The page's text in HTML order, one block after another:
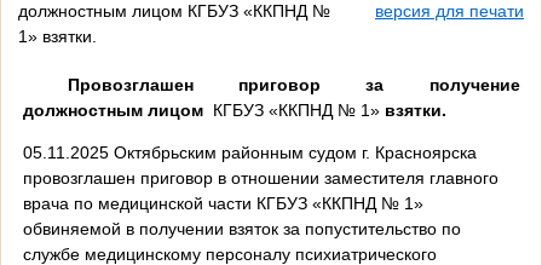
должностным лицом КГБУЗ «ККПНД №
1» взятки.
версия для печати
Провозглашен приговор за получение
должностным лицом КГБУЗ «ККПНД № 1» взятки.
05.11.2025 Октябрьским районным судом г. Красноярска
провозглашен приговор в отношении заместителя главного
врача по медицинской части КГБУЗ «ККПНД № 1»
обвиняемой в получении взяток за попустительство по
службе медицинскому персоналу психиатрического